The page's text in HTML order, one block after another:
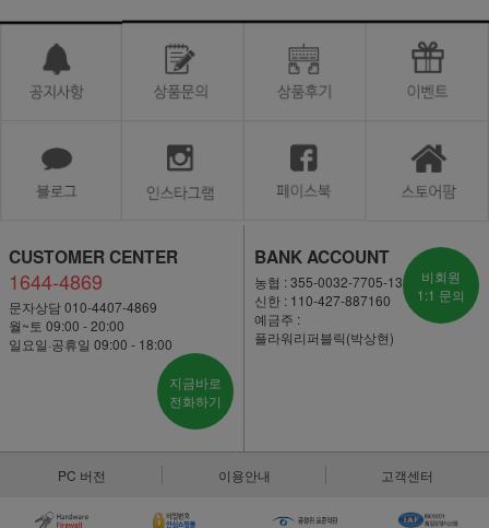
CUSTOMER CENTER
1644-4869
문자상담 010-4407-4869
월~토 09:00 - 20:00
일요일·공휴일 09:00 - 18:00
지금바로
전화하기
BANK ACCOUNT
농협 : 355-0032-7705-13
신한 : 110-427-887160
예금주 :
플라워리퍼블릭(박상현)
비회원
1:1 문의
PC 버전 이용안내 고객센터